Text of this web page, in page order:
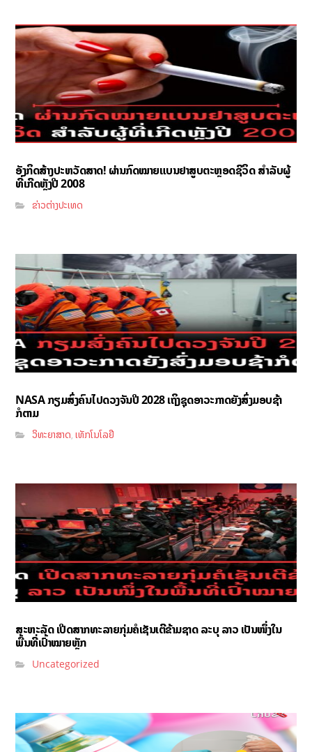
ອັງກິດສ້າງປະຫວັດສາດ! ຜ່ານກົດໝາຍແບນຢາສູບຕະຫຼອດຊີວິດ ສຳລັບຜູ້
ທີ່ເກີດຫຼັງປີ 2008
ຂ່າວຕ່າງປະເທດ
NASA ກຽມສົ່ງຄົນໄປດວງຈັນປີ 2028 ເຖິງຊຸດອາວະກາດຍັງສົ່ງມອບຊ້າ
ກໍຕາມ
ວິທະຍາສາດ,ເທັກໂນໂລຢີ
ສະຫະລັດ ເປີດສາກທະລາຍກຸ່ມຄໍເຊັນເຕີຂ້າມຊາດ ລະບຸ ລາວ ເປັນໜຶ່ງໃນ
ພື້ນທີ່ເປົ້າໝາຍຫຼັກ
Uncategorized